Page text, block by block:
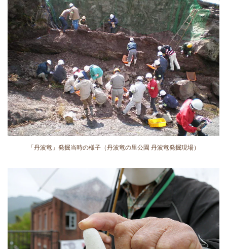
「丹波竜」発掘当時の様子（丹波竜の里公園 丹波竜発掘現場）